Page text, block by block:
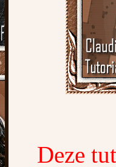
Deze